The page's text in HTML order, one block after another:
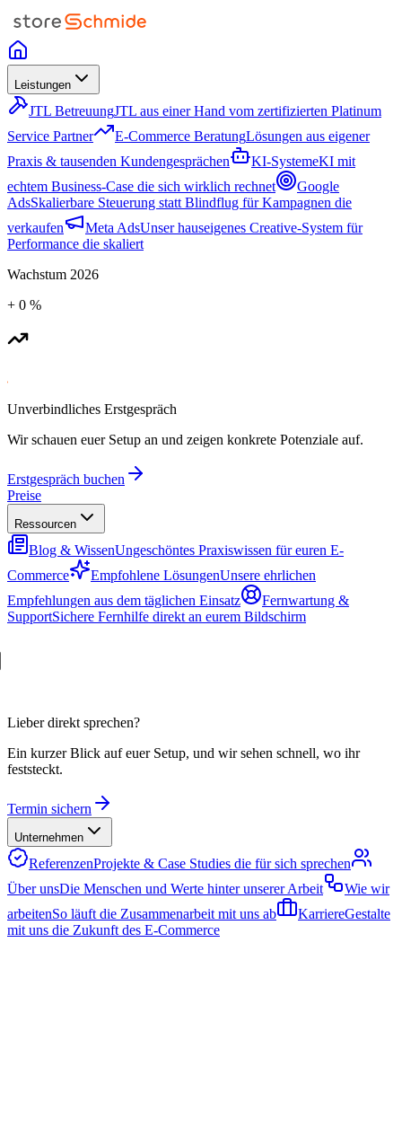
Leistungen
JTL BetreuungJTL aus einer Hand vom zertifizierten Platinum
Service Partner
E-Commerce BeratungLösungen aus eigener
Praxis & tausenden Kundengesprächen
KI-SystemeKI mit
echtem Business-Case die sich wirklich rechnet
Google
AdsSkalierbare Steuerung statt Blindflug für Kampagnen die
verkaufen
Meta AdsUnser hauseigenes Creative-System für
Performance die skaliert
Wachstum 2026
+ 0 %
Unverbindliches Erstgespräch
Wir schauen euer Setup an und zeigen konkrete Potenziale auf.
Erstgespräch buchen
Preise
Ressourcen
Blog & WissenUngeschöntes Praxiswissen für euren E-
Commerce
Empfohlene LösungenUnsere ehrlichen
Empfehlungen aus dem täglichen Einsatz
Fernwartung &
SupportSichere Fernhilfe direkt an eurem Bildschirm
Lieber direkt sprechen?
Ein kurzer Blick auf euer Setup, und wir sehen schnell, wo ihr
feststeckt.
Termin sichern
Unternehmen
ReferenzenProjekte & Case Studies die für sich sprechen
Über unsDie Menschen und Werte hinter unserer Arbeit
Wie wir
arbeitenSo läuft die Zusammenarbeit mit uns ab KarriereGestalte
mit uns die Zukunft des E-Commerce